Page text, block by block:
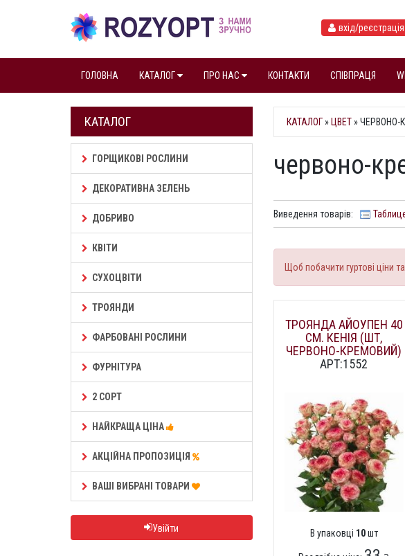
вхід/реєстрація
ГОЛОВНА КАТАЛОГ ПРО НАС КОНТАКТИ СПІВПРАЦЯ
КАТАЛОГ
ГОРЩИКОВІ РОСЛИНИ
ДЕКОРАТИВНА ЗЕЛЕНЬ
ДОБРИВО
КВІТИ
СУХОЦВІТИ
ТРОЯНДИ
ФАРБОВАНІ РОСЛИНИ
ФУРНІТУРА
2 СОРТ
НАЙКРАЩА ЦІНА
АКЦІЙНА ПРОПОЗИЦІЯ
ВАШІ ВИБРАНІ ТОВАРИ
Увійти
КАТАЛОГ» ЦВЕТ» ЧЕРВОНО-
червоно-
Виведення товарів:
Щоб побачити гуртові ціни
ТРОЯНДА АЙОУПЕН 40
СМ. КЕНІЯ (ШТ,
ЧЕРВОНО-КРЕМОВИЙ)
АРТ:1552
В упаковці 10шт